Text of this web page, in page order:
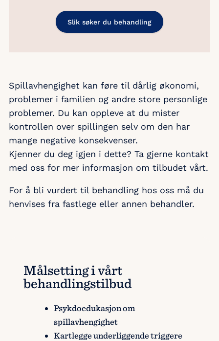
Slik søker du behandling
Spillavhengighet kan føre til dårlig økonomi,
problemer i familien og andre store personlige
problemer. Du kan oppleve at du mister
kontrollen over spillingen selv om den har
mange negative konsekvenser.
Kjenner du deg igjen i dette? Ta gjerne kontakt
med oss for mer informasjon om tilbudet vårt.
For å bli vurdert til behandling hos oss må du
henvises fra fastlege eller annen behandler.
Målsetting i vårt
behandlingstilbud
Psykdoedukasjon om
spillavhengighet
Kartlegge underliggende triggere